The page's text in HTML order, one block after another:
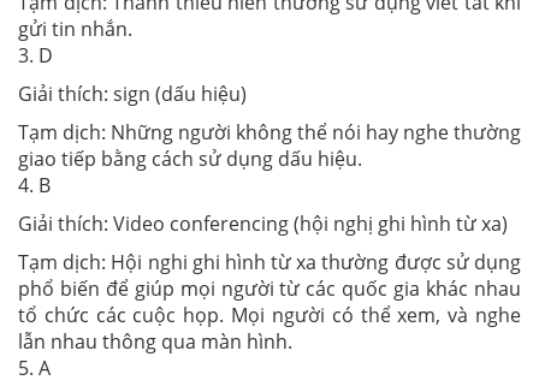
gửi tin nhắn.
3. D
Giải thích: sign (dấu hiệu)
Tạm dịch: Những người không thể nói hay nghe thường
giao tiếp bằng cách sử dụng dấu hiệu.
4. B
Giải thích: Video conferencing (hội nghị ghi hình từ xa)
Tạm dịch: Hội nghi ghi hình từ xa thường được sử dụng
phổ biến để giúp mọi người từ các quốc gia khác nhau
tổ chức các cuộc họp. Mọi người có thể xem, và nghe
lẫn nhau thông qua màn hình.
5. A